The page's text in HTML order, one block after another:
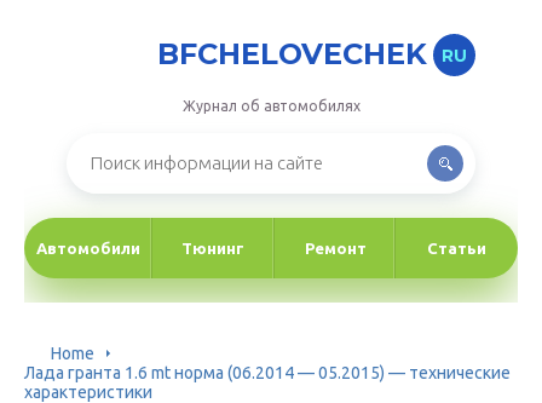
BFCHELOVECHEK RU
Журнал об автомобилях
Автомобили Тюнинг Ремонт Статьи
Home
Лада гранта 1.6 mt норма (06.2014 — 05.2015) — технические
характеристики